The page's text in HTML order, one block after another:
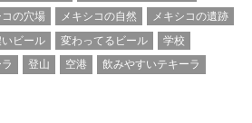
コの穴場 メキシコの自然
メキシコの遺跡
ビール 変わってるビール
学校
登山 空港
飲みやすいテキーラ